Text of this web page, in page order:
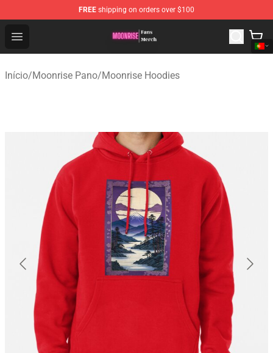
FREE shipping on orders over $100
Open menu
Moonrise Store - Official Moonrise Merchandise Shop
Início/Moonrise Pano/Moonrise Hoodies